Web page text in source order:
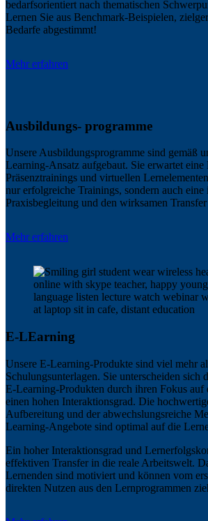
bedarfsorientiert nach thematischen
Lernen Sie aus Benchmark-Beispielen,
Bedarfe abgestimmt!
Mehr erfahren
Ausbildungs- programme
Unsere Ausbildungsprogramme sind gemäß
Learning-Ansatz aufgebaut. Sie erwartet eine
Präsenztrainings und virtuellen
nur erfolgreiche Trainings, sondern auch eine
Praxisbegleitung und den wirksamen
Mehr erfahren
E-LEarning
Unsere E-Learning-Produkte sind viel mehr
Schulungsunterlagen. Sie unterscheiden sich
E-Learning-Produkten durch ihren Fokus auf
einen hohen Interaktionsgrad. Die
Aufbereitung und der abwechslungsreiche
Learning-Angebote sind optimal auf die
Ein hoher Interaktionsgrad und
effektiven Transfer in die reale Arbeitswelt.
Lernenden sind motiviert und können vom
direkten Nutzen aus den Lernprogrammen